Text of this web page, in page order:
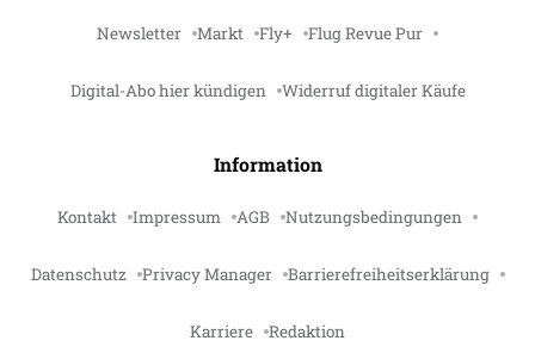
Newsletter Markt Fly+ Flug Revue Pur
Digital-Abo hier kündigen Widerruf digitaler Käufe
Information
Kontakt Impressum AGB Nutzungsbedingungen
Datenschutz Privacy Manager Barrierefreiheitserklärung
Karriere Redaktion